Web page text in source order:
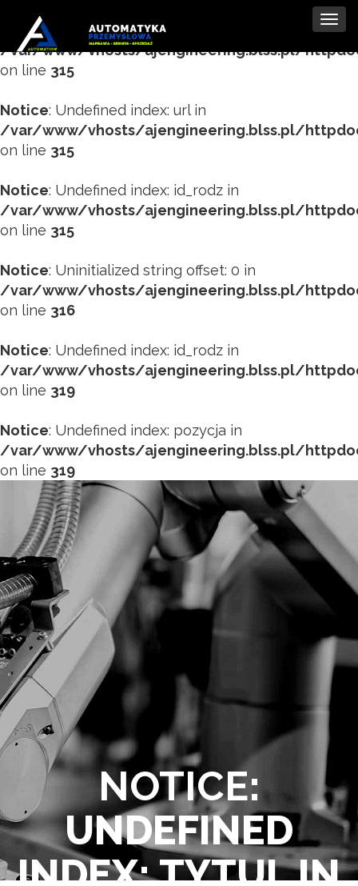
Notice: Undefined index: tytul in
/var/www/vhosts/ajengineering.blss.pl/
on line 315
Notice: Undefined index: url in
/var/www/vhosts/ajengineering.blss.pl/
on line 315
Notice: Undefined index: id_rodz in
/var/www/vhosts/ajengineering.blss.pl/
on line 315
Notice: Uninitialized string offset: 0 in
/var/www/vhosts/ajengineering.blss.pl/
on line 316
Notice: Undefined index: id_rodz in
/var/www/vhosts/ajengineering.blss.pl/
on line 319
Notice: Undefined index: pozycja in
/var/www/vhosts/ajengineering.blss.pl/
on line 319
NOTICE:
UNDEFINED
INDEX: TYTUL IN